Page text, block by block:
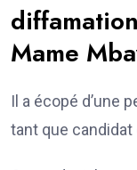
Mame
Il a écopé d’une
tant que